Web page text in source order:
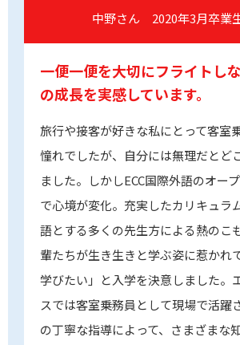
中野さん 2020年3月卒業
一便一便を大切にフライトしな
の成長を実感しています。
旅行や接客が好きな私にとって客室
憧れでしたが、自分には無理だとど
ました。しかしECC国際外語のオー
で心境が変化。充実したカリキュラ
語とする多くの先生方による熱のこ
輩たちが生き生きと学ぶ姿に惹かれ
学びたい」と入学を決意しました。
スでは客室乗務員として現場で活躍
の丁寧な指導によって、さまざまな